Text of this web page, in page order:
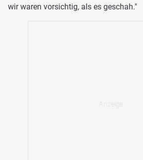
wir waren vorsichtig, als es geschah."